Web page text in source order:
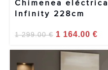
Chimenea
Infinity 228cm
1 299.00€ 1 164.00 €